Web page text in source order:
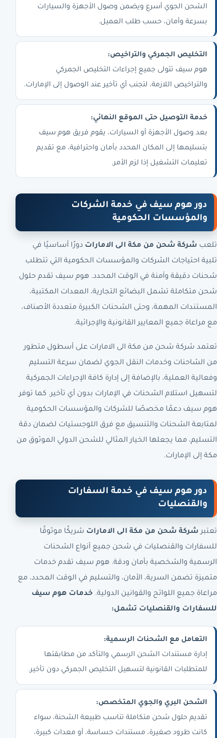
الشحن الجوي أسرع ويضمن وصول الأجهزة والسيارات
بسرعة وأمان، حسب طلب العميل.
التخليص الجمركي والتراخيص:
هوم سيف تتولى جميع إجراءات التخليص الجمركي
والتراخيص اللازمة، لتجنب أي تأخير عند الوصول إلى الإمارات.
خدمة التوصيل حتى الموقع النهائي:
بعد وصول الأجهزة أو السيارات، يقوم فريق هوم سيف
بتسليمها إلى المكان المحدد بأمان واحترافية، مع تقديم
تعليمات التشغيل إذا لزم الأمر.
دور هوم سيف في خدمة الشركات
والمؤسسات الحكومية
تلعب شركة شحن من مكة الى الامارات دورًا أساسيًا في
تلبية احتياجات الشركات والمؤسسات الحكومية التي تتطلب
شحنات دقيقة وآمنة في الوقت المحدد. هوم سيف تقدم حلول
شحن متكاملة تشمل البضائع التجارية، المعدات المكتبية،
المستندات المهمة، وحتى الشحنات الكبيرة متعددة الأصناف،
مع مراعاة جميع المعايير القانونية والإجرائية.
تعتمد شركة شحن من مكة الى الامارات على أسطول متطور
من الشاحنات وخدمات النقل الجوي لضمان سرعة التسليم
وفعالية العملية، بالإضافة إلى إدارة كافة الإجراءات الجمركية
لتسهيل استلام الشحنات في الإمارات بدون أي تأخير. كما توفر
هوم سيف دعمًا مخصصًا للشركات والمؤسسات الحكومية
لمتابعة الشحنات والتنسيق مع فرق اللوجستيات لضمان دقة
التسليم، مما يجعلها الخيار المثالي للشحن الدولي الموثوق من
مكة إلى الإمارات.
دور هوم سيف في خدمة السفارات
والقنصليات
تعتبر شركة شحن من مكة الى الامارات شريكًا موثوقًا
للسفارات والقنصليات في شحن جميع أنواع الشحنات
الرسمية والشخصية بأمان ودقة. هوم سيف تقدم خدمات
متميزة تضمن السرية، الأمان، والتسليم في الوقت المحدد، مع
مراعاة جميع اللوائح والقوانين الدولية. خدمات هوم سيف
للسفارات والقنصليات تشمل:
التعامل مع الشحنات الرسمية:
إدارة مستندات الشحن الرسمي والتأكد من مطابقتها
للمتطلبات القانونية لتسهيل التخليص الجمركي دون تأخير.
الشحن البري والجوي المتخصص:
تقديم حلول شحن متكاملة تناسب طبيعة الشحنة، سواء
كانت طرود صغيرة، مستندات حساسة، أو معدات كبيرة،